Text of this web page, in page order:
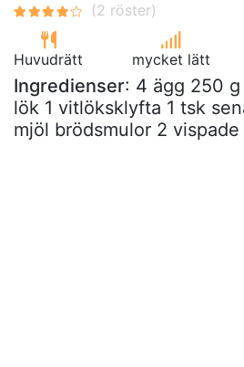
Huvudrätt mycket lätt
Ingredienser: 4 ägg 250
lök 1 vitlöksklyfta 1 tsk
mjöl brödsmulor 2 vispade